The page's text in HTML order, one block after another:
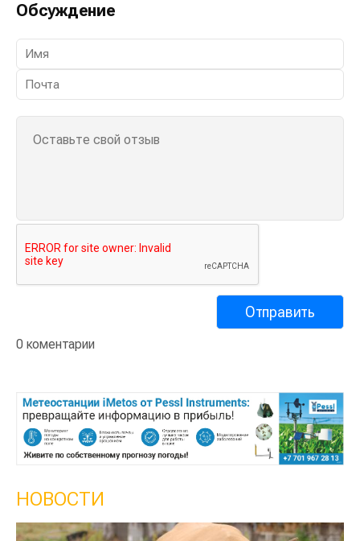
Обсуждение
0 коментарии
НОВОСТИ